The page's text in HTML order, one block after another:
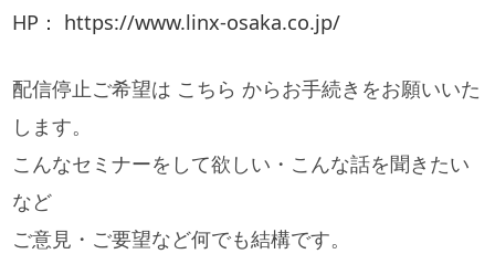
HP： https://www.linx-osaka.co.jp/
配信停止ご希望は こちら からお手続きをお願いいた
します。
こんなセミナーをして欲しい・こんな話を聞きたい
など
ご意見・ご要望など何でも結構です。